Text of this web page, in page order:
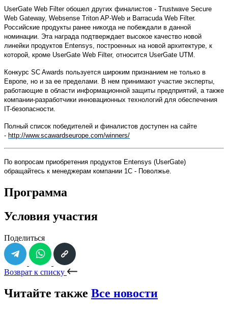
UserGate Web Filter обошел других финалистов - Trustwave Secure
Web Gateway, Websense Triton AP-Web и Barracuda Web Filter.
Российские продукты ранее никогда не побеждали в данной
номинации. Эта награда подтверждает высокое качество новой
линейки продуктов Entensys, построенных на новой архитектуре, к
которой, кроме UserGate Web Filter, относится UserGate UTM.
Конкурс SC Awards пользуется широким признанием не только в
Европе, но и за ее пределами. В нем принимают участие эксперты,
работающие в области информационной защиты предприятий, а также
компании-разработчики инновационных технологий для обеспечения
IT-безопасности.
Полный список победителей и финалистов доступен на сайте
- http://www.scawardseurope.com/winners/
По вопросам приобретения продуктов Entensys (UserGate)
обращайтесь к менеджерам компании 1С - Поволжье.
Программа
Условия участия
Поделиться
Возврат к списку
Читайте также Все новости